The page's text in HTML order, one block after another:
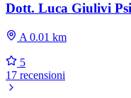
Dott. Luca Giulivi
A 0.01 km
5
17 recensioni